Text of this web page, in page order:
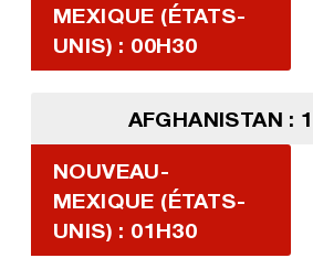
MEXIQUE (ÉTATS-
UNIS) : 00H30
AFGHANISTAN :
NOUVEAU-
MEXIQUE (ÉTATS-
UNIS) : 01H30